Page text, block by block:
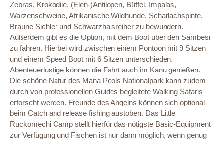
Zebras, Krokodile, (Elen-)Antilopen, Büffel, Impalas,
Warzenschweine, Afrikanische Wildhunde, Scharlachspinte,
Braune Sichler und Schwarzhalsreiher zu bewundern.
Außerdem gibt es die Option, mit dem Boot über den Sambesi
zu fahren. Hierbei wird zwischen einem Pontoon mit 9 Sitzen
und einem Speed Boot mit 6 Sitzen unterschieden.
Abenteuerlustige können die Fahrt auch im Kanu genießen.
Die schöne Natur des Mana Pools Nationalpark kann zudem
durch von professionellen Guides begleitete Walking Safaris
erforscht werden. Freunde des Angelns können sich optional
beim Catch and release fishing austoben. Das Little
Ruckomechi Camp stellt hierfür das nötigste Basic-Equipment
zur Verfügung und Fischen ist nur dann möglich, wenn genug